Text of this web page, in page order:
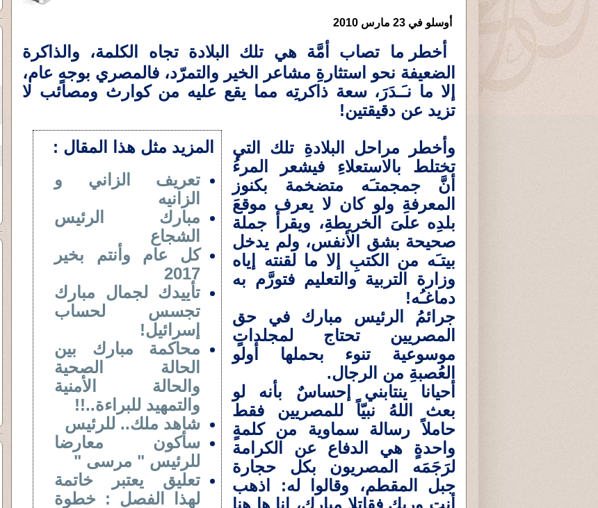
أوسلو في 23 مارس 2010
أخطر ما تصاب أمَّة هي تلك البلادة تجاه الكلمة، والذاكرة
الضعيفة نحو استثارةِ مشاعر الخير والتمرّد، فالمصري بوجهٍ عام،
إلا ما نـَـدَرَ، سعة ذاكرتِه مما يقع عليه من كوارث ومصائب لا
تزيد عن دقيقتين!
المزيد مثل هذا المقال :
تعريف الزاني و
الزانيه
مبارك الرئيس
الشجاع
كل عام وأنتم بخير
2017
تأييدك لجمال مبارك
تجسس لحساب
إسرائيل!
محاكمة مبارك بين
الحالة الصحية
والحالة الأمنية
والتمهيد للبراءة..!!
شاهد ملك.. للرئيس
سأكون معارضا
للرئيس " مرسى "
تعليق يعتبر خاتمة
لهذا الفصل : خطوة
وأخطر مراحل البلادةِ تلك التي
تختلط بالاستعلاءِ فيشعر المرءُ
أنَّ جمجمتـَه متضخمة بكنوز
المعرفةِ ولو كان لا يعرف موقعَ
بلدِه علىَ الخريطةِ، ويقرأ جملة
صحيحة بشق الأنفس، ولم يدخل
بيتـَه من الكتبِ إلا ما لقنته إياه
وزارة التربية والتعليم فتورَّم به
دماغـُه!
جرائمُ الرئيس مبارك في حق
المصريين تحتاج لمجلداتٍ
موسوعية تنوء بحملها أولو
العُصبةِ من الرجال.
أحيانا ينتابني إحساسٌ بأنه لو
بعث اللهُ نبيّاً للمصريين فقط
حاملاً رسالة سماوية من كلمةٍ
واحدةٍ هي الدفاع عن الكرامة
لرَجَمَه المصريون بكل حجارة
جبل المقطم، وقالوا له: اذهب
أنت وربك فقاتلا مبارك، إنا ها هنا